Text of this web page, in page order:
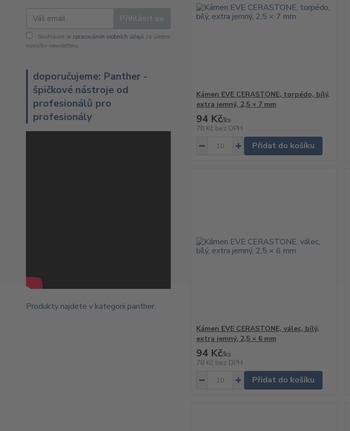
Souhlasím se zpracováním osobních údajů za účelem
rozesílky newsletteru.
doporučujeme: Panther -
špičkové nástroje od
profesionálů pro
profesionály
Produkty najdete v kategorii panther.
Kámen EVE CERASTONE, torpédo, bílý,
extra jemný, 2,5 × 7 mm
94 Kč/ks
78 Kč bez DPH
Přidat do košíku
Kámen EVE CERASTONE, válec, bílý,
extra jemný, 2,5 × 6 mm
94 Kč/ks
78 Kč bez DPH
Přidat do košíku